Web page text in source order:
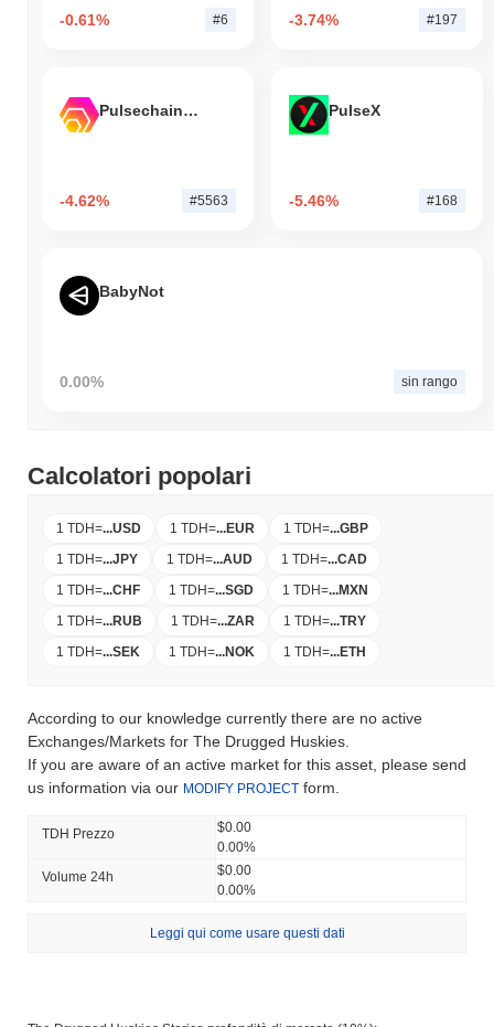
-0.61% #6 -3.74% #197
Pulsechain Bridged HEX (Pulsechain)
-4.62% #5563
PulseX
-5.46% #168
BabyNot
0.00% sin rango
Calcolatori popolari
1 TDH=...USD 1 TDH=...EUR 1 TDH=...GBP
1 TDH=...JPY 1 TDH=...AUD 1 TDH=...CAD
1 TDH=...CHF 1 TDH=...SGD 1 TDH=...MXN
1 TDH=...RUB 1 TDH=...ZAR 1 TDH=...TRY
1 TDH=...SEK 1 TDH=...NOK 1 TDH=...ETH
According to our knowledge currently there are no active
Exchanges/Markets for The Drugged Huskies.
If you are aware of an active market for this asset, please send
us information via our MODIFY PROJECT form.
TDH Prezzo
$0.00
0.00%
Volume 24h
$0.00
0.00%
Leggi qui come usare questi dati